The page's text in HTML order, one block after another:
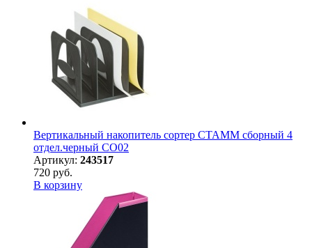
Вертикальный накопитель сортер СТАММ сборный 4
отдел.черный СО02
Артикул: 243517
720 руб.
В корзину